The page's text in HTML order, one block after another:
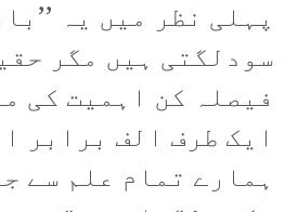
پہلی نظر میں یہ
سودلگتی ہیں مگر
فیصلہ کن اہمیت کی
ایک طرف الف برابر
ہمارے تمام علم سے